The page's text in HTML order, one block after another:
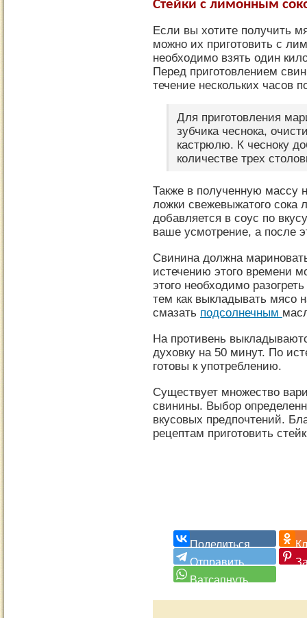
Стейки с лимонным
Если вы хотите получить
можно их приготовить с
необходимо взять один
Перед приготовлением
течение нескольких часов
Для приготовления
зубчика чеснока,
кастрюлю. К чесноку
количестве трех
Также в полученную массу
ложки свежевыжатого
добавляется в соус по
ваше усмотрение, а после
Свинина должна
истечению этого времени
этого необходимо
тем как выкладывать мясо
смазать подсолнечным
На противень
духовку на 50 минут. По
готовы к употреблению.
Существует множество
свинины. Выбор
вкусовых предпочтений.
рецептам приготовить